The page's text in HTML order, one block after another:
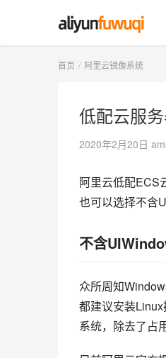
首页 阿里云镜像系统
低配云服
2020年2月20日
阿里云低配ECS
也可以选择不含
不含
众所周知
都建议安装
系统，除去了占